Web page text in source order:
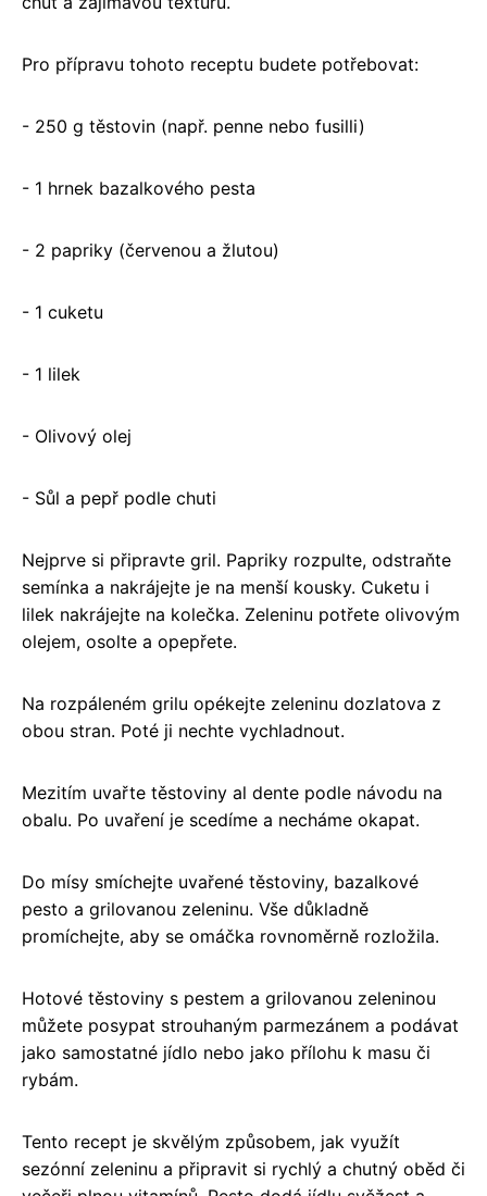
Pro přípravu tohoto receptu budete potřebovat:
- 250 g těstovin (např. penne nebo fusilli)
- 1 hrnek bazalkového pesta
- 2 papriky (červenou a žlutou)
- 1 cuketu
- 1 lilek
- Olivový olej
- Sůl a pepř podle chuti
Nejprve si připravte gril. Papriky rozpulte, odstraňte
semínka a nakrájejte je na menší kousky. Cuketu i
lilek nakrájejte na kolečka. Zeleninu potřete olivovým
olejem, osolte a opepřete.
Na rozpáleném grilu opékejte zeleninu dozlatova z
obou stran. Poté ji nechte vychladnout.
Mezitím uvařte těstoviny al dente podle návodu na
obalu. Po uvaření je scedíme a necháme okapat.
Do mísy smíchejte uvařené těstoviny, bazalkové
pesto a grilovanou zeleninu. Vše důkladně
promíchejte, aby se omáčka rovnoměrně rozložila.
Hotové těstoviny s pestem a grilovanou zeleninou
můžete posypat strouhaným parmezánem a podávat
jako samostatné jídlo nebo jako přílohu k masu či
rybám.
Tento recept je skvělým způsobem, jak využít
sezónní zeleninu a připravit si rychlý a chutný oběd či